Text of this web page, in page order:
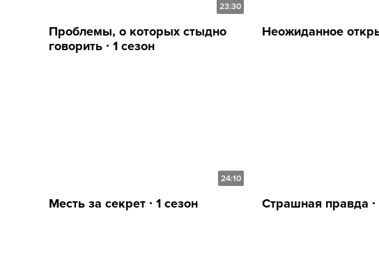
23:30
Проблемы, о которых стыдно
говорить ∙ 1 сезон
Неожиданное
24:10
Месть за секрет ∙ 1 сезон Страшная правда ∙